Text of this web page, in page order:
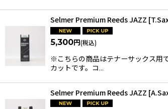
Selmer Premium Reeds JAZZ
5,300円(税込)
※こちらの商品はテナーサックス用
カットです。コ…
Selmer Premium Reeds JAZZ